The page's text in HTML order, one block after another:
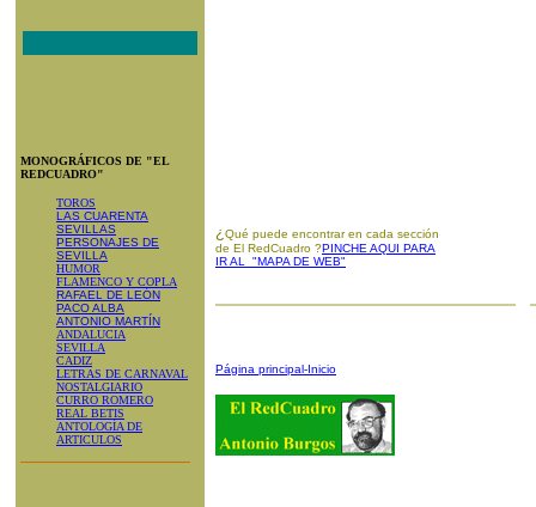
MONOGRÁFICOS DE "EL
REDCUADRO"
TOROS
LAS CUARENTA
SEVILLAS
PERSONAJES DE
SEVILLA
HUMOR
FLAMENCO Y COPLA
RAFAEL DE LEÓN
PACO ALBA
ANTONIO MARTÍN
ANDALUCIA
SEVILLA
CADIZ
LETRAS DE CARNAVAL
NOSTALGIARIO
CURRO ROMERO
REAL BETIS
ANTOLOGÍA DE
ARTICULOS
¿ Qué puede encontrar en cada sección
de El RedCuadro ?PINCHE AQUI PARA
IR AL "MAPA DE WEB"
Página principal-Inicio